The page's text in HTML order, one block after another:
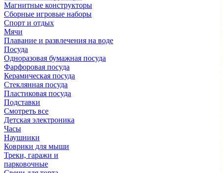
Магнитные конструкторы
Сборные игровые наборы
Спорт и отдых
Мячи
Плавание и развлечения на воде
Посуда
Одноразовая бумажная посуда
Фарфоровая посуда
Керамическая посуда
Стеклянная посуда
Пластиковая посуда
Подставки
Смотреть все
Детская электроника
Часы
Наушники
Коврики для мыши
Треки, гаражи и
парковочные